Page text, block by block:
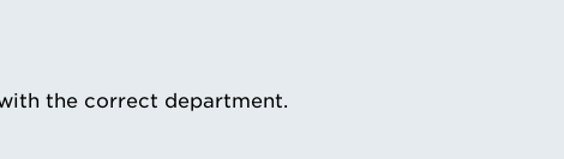
the correct department.